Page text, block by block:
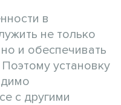
в
не только
и обеспечивать
установку
с другими